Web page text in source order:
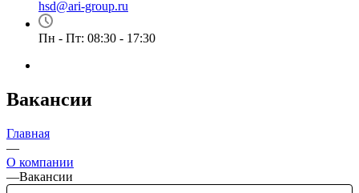
hsd@ari-group.ru
Пн - Пт: 08:30 - 17:30
Вакансии
Главная
—
О компании
—Вакансии